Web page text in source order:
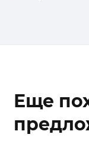
Еще